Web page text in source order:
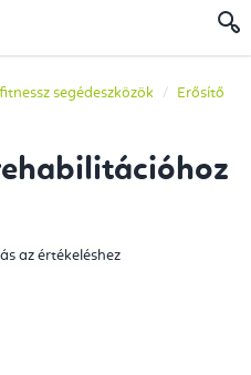
segédeszközök
Erősítő
az értékeléshez